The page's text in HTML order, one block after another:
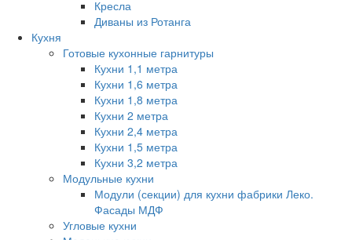
Кресла
Диваны из Ротанга
Кухня
Готовые кухонные гарнитуры
Кухни 1,1 метра
Кухни 1,6 метра
Кухни 1,8 метра
Кухни 2 метра
Кухни 2,4 метра
Кухни 1,5 метра
Кухни 3,2 метра
Модульные кухни
Модули (секции) для кухни фабрики Леко.
Фасады МДФ
Угловые кухни